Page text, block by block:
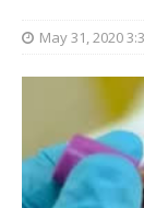
May 31, 2020